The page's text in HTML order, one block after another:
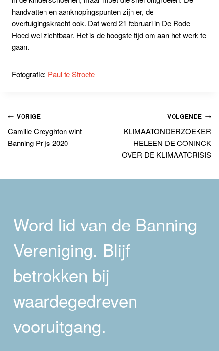
handvatten en aanknopingspunten zijn er, de
overtuigingskracht ook. Dat werd 21 februari in De Rode
Hoed wel zichtbaar. Het is de hoogste tijd om aan het werk te
gaan.
Fotografie: Paul te Stroete
Bericht
navigatie
VORIGE
Camille Creyghton wint
Banning Prijs 2020
VOLGENDE
KLIMAATONDERZOEKER
HELEEN DE CONINCK
OVER DE KLIMAATCRISIS
Word lid van de Banning
Vereniging. Blijf
betrokken bij
waardegedreven
vooruitgang.